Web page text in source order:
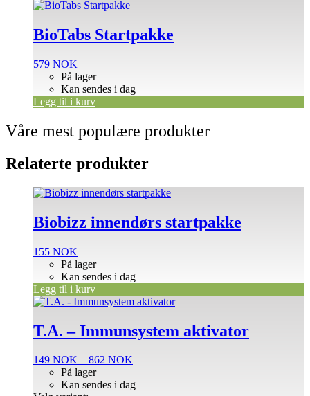
BioTabs Startpakke
579 NOK
På lager
Kan sendes i dag
Legg til i kurv
Våre mest populære produkter
Relaterte produkter
Biobizz innendørs startpakke
155 NOK
På lager
Kan sendes i dag
Legg til i kurv
T.A. – Immunsystem aktivator
149 NOK – 862 NOK
til
På lager
Kan sendes i dag
Dette
har
flere
Alternativene
velges